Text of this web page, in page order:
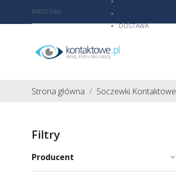
INFOLINIA:
DOSTAWA
Strona główna Soczewki Kontaktowe
Filtry
Producent